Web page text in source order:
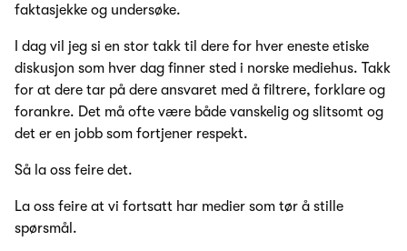
faktasjekke og undersøke.
I dag vil jeg si en stor takk til dere for hver eneste etiske
diskusjon som hver dag finner sted i norske mediehus. Takk
for at dere tar på dere ansvaret med å filtrere, forklare og
forankre. Det må ofte være både vanskelig og slitsomt og
det er en jobb som fortjener respekt.
Så la oss feire det.
La oss feire at vi fortsatt har medier som tør å stille
spørsmål.